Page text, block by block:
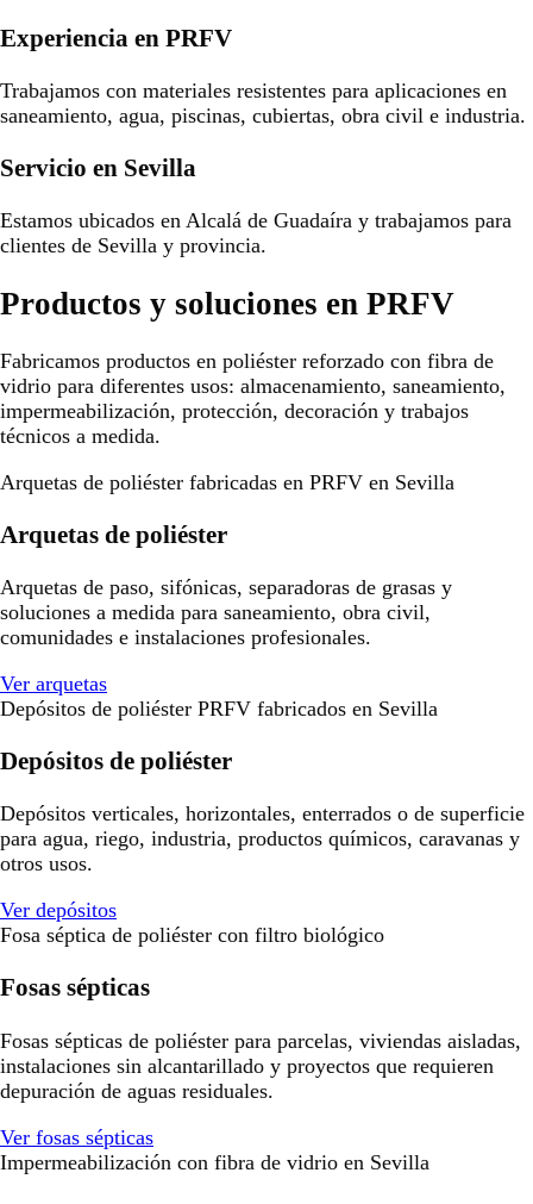
Experiencia en PRFV
Trabajamos con materiales resistentes para aplicaciones en
saneamiento, agua, piscinas, cubiertas, obra civil e industria.
Servicio en Sevilla
Estamos ubicados en Alcalá de Guadaíra y trabajamos para
clientes de Sevilla y provincia.
Productos y soluciones en PRFV
Fabricamos productos en poliéster reforzado con fibra de
vidrio para diferentes usos: almacenamiento, saneamiento,
impermeabilización, protección, decoración y trabajos
técnicos a medida.
Arquetas de poliéster fabricadas en PRFV en Sevilla
Arquetas de poliéster
Arquetas de paso, sifónicas, separadoras de grasas y
soluciones a medida para saneamiento, obra civil,
comunidades e instalaciones profesionales.
Ver arquetas
Depósitos de poliéster PRFV fabricados en Sevilla
Depósitos de poliéster
Depósitos verticales, horizontales, enterrados o de superficie
para agua, riego, industria, productos químicos, caravanas y
otros usos.
Ver depósitos
Fosa séptica de poliéster con filtro biológico
Fosas sépticas
Fosas sépticas de poliéster para parcelas, viviendas aisladas,
instalaciones sin alcantarillado y proyectos que requieren
depuración de aguas residuales.
Ver fosas sépticas
Impermeabilización con fibra de vidrio en Sevilla